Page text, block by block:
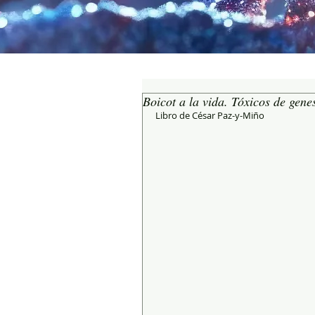
Boicot a la vida. Tóxicos de
Libro de César Paz-y-Miño